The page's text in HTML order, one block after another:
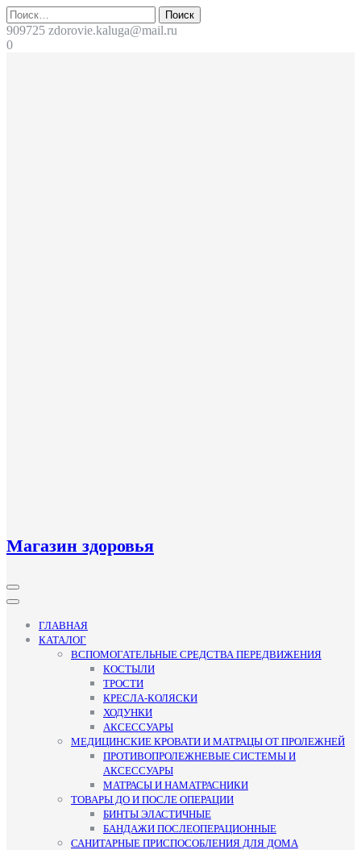
Перейти
к
содержимому
Поиск
909725 zdorovie.kaluga@mail.ru
0
Магазин здоровья
Кнопка
Открыть
ГЛАВНАЯ
КАТАЛОГ
ВСПОМОГАТЕЛЬНЫЕ СРЕДСТВА ПЕРЕДВИЖЕНИЯ
КОСТЫЛИ
ТРОСТИ
КРЕСЛА-КОЛЯСКИ
ХОДУНКИ
АКСЕССУАРЫ
МЕДИЦИНСКИЕ КРОВАТИ И МАТРАЦЫ ОТ ПРОЛЕЖНЕЙ
ПРОТИВОПРОЛЕЖНЕВЫЕ СИСТЕМЫ И
АКСЕССУАРЫ
МАТРАСЫ И НАМАТРАСНИКИ
ТОВАРЫ ДО И ПОСЛЕ ОПЕРАЦИИ
БИНТЫ ЭЛАСТИЧНЫЕ
БАНДАЖИ ПОСЛЕОПЕРАЦИОННЫЕ
САНИТАРНЫЕ ПРИСПОСОБЛЕНИЯ ДЛЯ ДОМА